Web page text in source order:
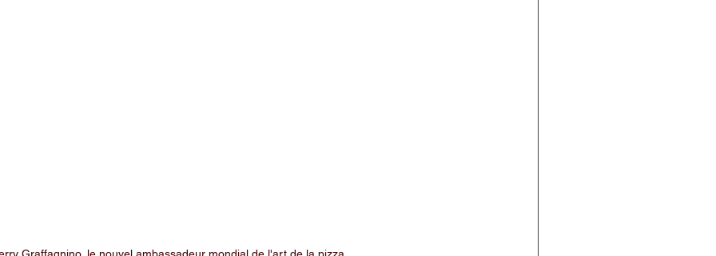
Graffagnino, le nouvel ambassadeur mondial de l'art de la pizza